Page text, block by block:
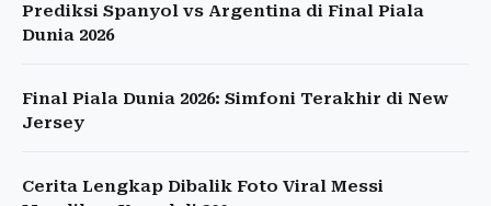
Prediksi Spanyol vs Argentina di Final Piala
Dunia 2026
Final Piala Dunia 2026: Simfoni Terakhir di New
Jersey
Cerita Lengkap Dibalik Foto Viral Messi